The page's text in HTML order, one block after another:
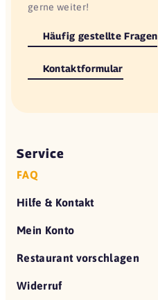
gerne weiter!
Häufig gestellte Fragen
Kontaktformular
Service
FAQ
Hilfe & Kontakt
Mein Konto
Restaurant vorschlagen
Widerruf